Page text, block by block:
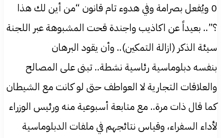
0 ويُفعل بصرامة وفي هدوء تام قانون “من أين لك هذا
؟”.. بعيداً عن اكاذيب واجندة قحت المشبوهة عبر اللجنة
سيئة الذكر (ازالة التمكين).. وأن يقود البرهان
بنفسه دبلوماسية رئاسية نشطة.. تبنى على المصالح
والعلاقات التجارية لا العواطف حتى لو كانت مع الشيطان
كما قال ذات مرة.. مع متابعة أسبوعية منه ورئيس الوزراء
لأداء السفراء، وقياس نتائجهم في ملفات الدبلوماسية